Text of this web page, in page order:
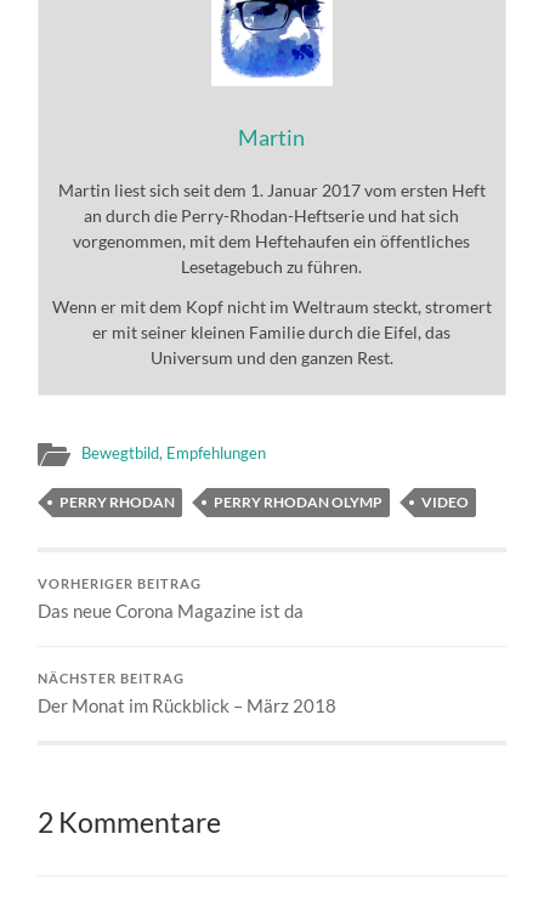
Martin
Martin liest sich seit dem 1. Januar 2017 vom ersten Heft
an durch die Perry-Rhodan-Heftserie und hat sich
vorgenommen, mit dem Heftehaufen ein öffentliches
Lesetagebuch zu führen.
Wenn er mit dem Kopf nicht im Weltraum steckt, stromert
er mit seiner kleinen Familie durch die Eifel, das
Universum und den ganzen Rest.
Bewegtbild, Empfehlungen
PERRY RHODAN PERRY RHODAN OLYMP VIDEO
VORHERIGER BEITRAG
Das neue Corona Magazine ist da
NÄCHSTER BEITRAG
Der Monat im Rückblick – März 2018
2 Kommentare